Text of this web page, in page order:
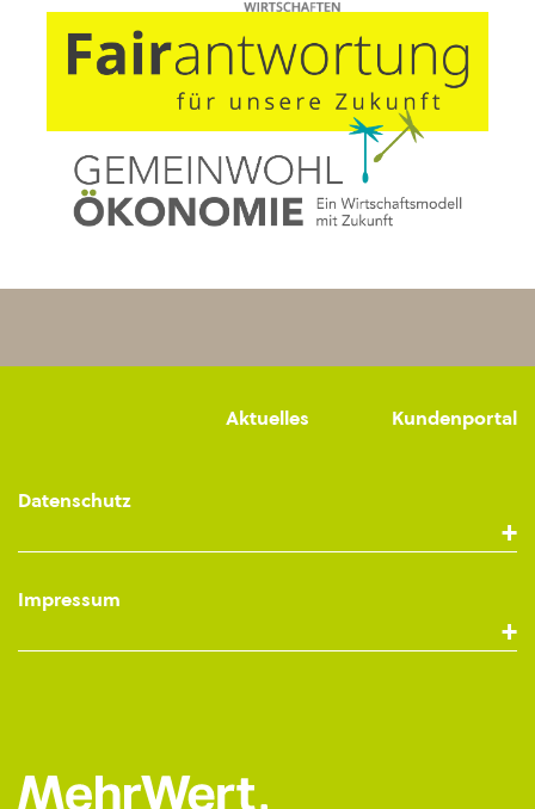
Aktuelles Kundenportal
Datenschutz
Impressum